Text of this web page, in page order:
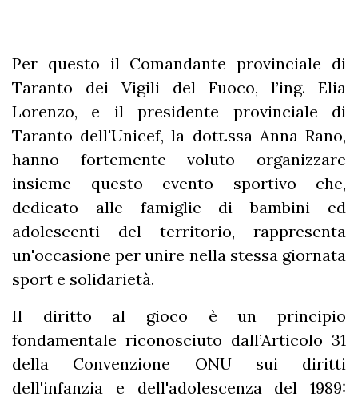
Per questo il Comandante provinciale di
Taranto dei Vigili del Fuoco, l’ing. Elia
Lorenzo, e il presidente provinciale di
Taranto dell'Unicef, la dott.ssa Anna Rano,
hanno fortemente voluto organizzare
insieme questo evento sportivo che,
dedicato alle famiglie di bambini ed
adolescenti del territorio, rappresenta
un'occasione per unire nella stessa giornata
sport e solidarietà.
Il diritto al gioco è un principio
fondamentale riconosciuto dall’Articolo 31
della Convenzione ONU sui diritti
dell'infanzia e dell'adolescenza del 1989: